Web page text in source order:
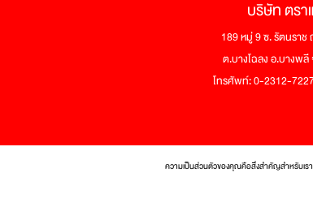
ความเป็นส่วนตัวของคุณคือสิ่งสำคัญสำหรับเรา
บริษัท ตร
189 หมู่ 9 ซ. รัตนราช
ต.บางโฉลง อ.บางพ
โทรศัพท์: 0-2312-